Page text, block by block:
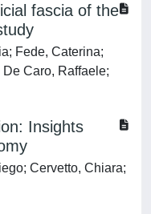
fascia of the
Fede, Caterina;
Caro, Raffaele;
Insights
Cervetto, Chiara;